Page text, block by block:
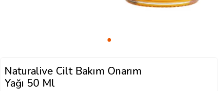
Naturalive Cilt Bakım Onarım
Yağı 50 Ml